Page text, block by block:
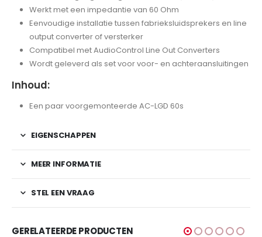
Werkt met een impedantie van 60 Ohm
Eenvoudige installatie tussen fabrieksluidsprekers en line
output converter of versterker
Compatibel met AudioControl Line Out Converters
Wordt geleverd als set voor voor- en achteraansluitingen
Inhoud:
Een paar voorgemonteerde AC-LGD 60s
EIGENSCHAPPEN
MEER INFORMATIE
STEL EEN VRAAG
GERELATEERDE PRODUCTEN